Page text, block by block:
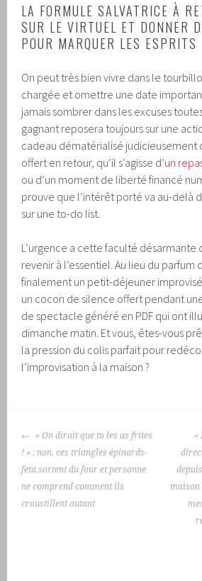
LA FORMULE SALVATRICE À
SUR LE VIRTUEL ET DONNER
POUR MARQUER LES ESPRITS
On peut très bien vivre dans le
chargée et omettre une date
jamais sombrer dans les excuses
gagnant reposera toujours sur une
cadeau dématérialisé judicieusement
offert en retour, qu’il s’agisse d’un
ou d’un moment de liberté financé
prouve que l’intérêt porté va au-delà
sur une to-do list.
L’urgence a cette faculté désarmante
revenir à l’essentiel. Au lieu du parfum
finalement un petit-déjeuner
un cocon de silence offert pendant
de spectacle généré en PDF qui ont
dimanche matin. Et vous, êtes-vous
la pression du colis parfait pour
l’improvisation à la maison ?
NAVIGATION
DES
ARTICLES
« On dirait que tu les as frites
! » : non, ces triangles épinards-
feta sortent du four et personne
ne comprend comment ils
croustillent autant
«
maison